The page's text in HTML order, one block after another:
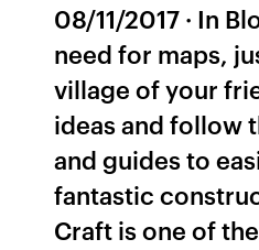
08/11/2017 · In
need for maps,
village of your
ideas and follow
and guides to
fantastic
Craft is one of the